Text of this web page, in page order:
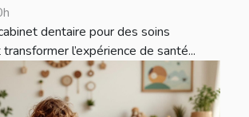
dentaire pour des soins
l’expérience de santé...